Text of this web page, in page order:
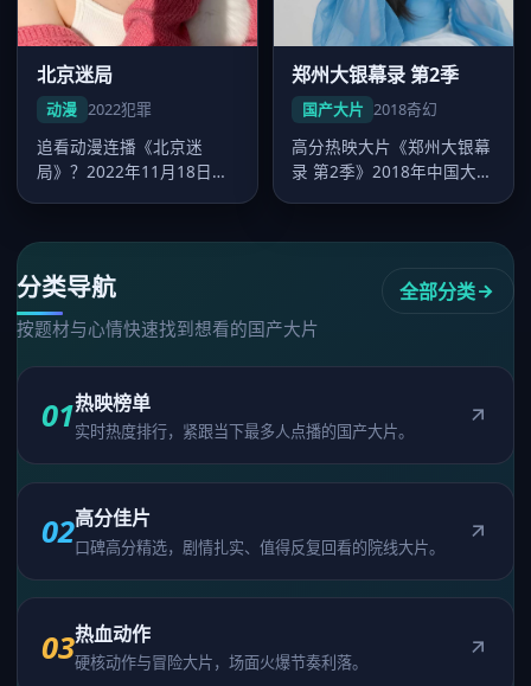
北京迷局
动漫 2022犯罪
追看动漫连播《北京迷
局》？2022年11月18日起
郑州大银幕录 第2季
国产大片 2018奇幻
高分热映大片《郑州大银幕
录 第2季》2018年中国大陆
分类导航
按题材与心情快速找到想看的国产大片
全部分类
01热映榜单
实时热度排行，紧跟当下最多人点播的国产大片。
02高分佳片
口碑高分精选，剧情扎实、值得反复回看的院线大片。
03热血动作
硬核动作与冒险大片，场面火爆节奏利落。